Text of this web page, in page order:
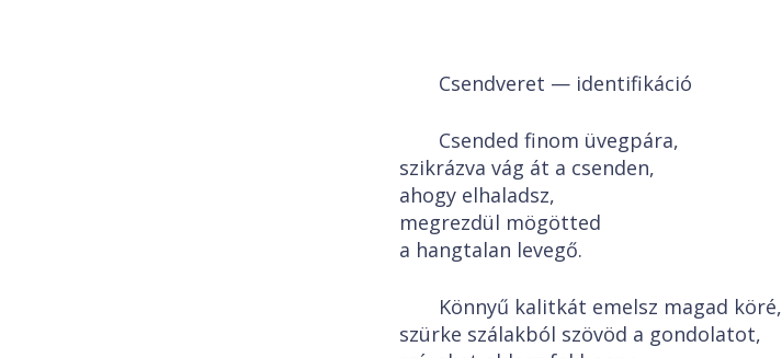
Csendveret — identifikáció
Csended finom üvegpára,
szikrázva vág át a csenden,
ahogy elhaladsz,
megrezdül mögötted
a hangtalan levegő.
Könnyű kalitkát emelsz magad köré,
szürke szálakból szövöd a gondolatot,